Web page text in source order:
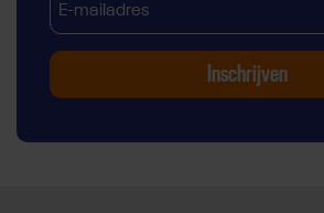
Inschrijven